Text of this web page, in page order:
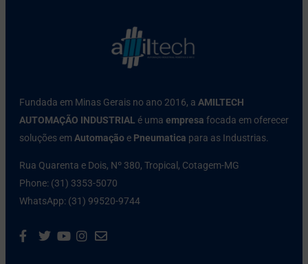
Fundada em Minas Gerais no ano 2016, a AMILTECH
AUTOMAÇÃO INDUSTRIAL é uma empresa focada em oferecer
soluções em Automação e Pneumatica para as Industrias.
Rua Quarenta e Dois, Nº 380, Tropical, Cotagem-MG
Phone: (31) 3353-5070
WhatsApp: (31) 99520-9744